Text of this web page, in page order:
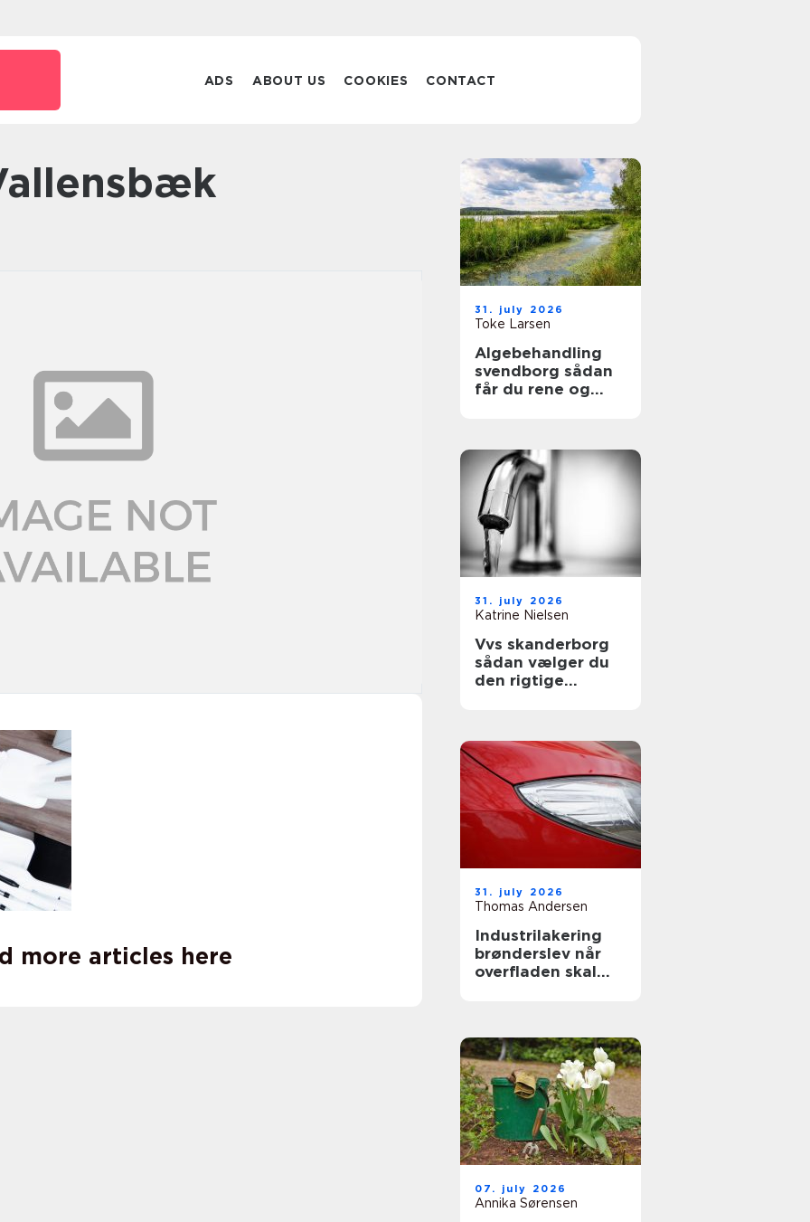
ADS ABOUT US COOKIES CONTACT
more articles here
31. july 2026
Toke Larsen
Algebehandling
svendborg sådan
får du rene og
31. july 2026
Katrine Nielsen
Vvs skanderborg
sådan vælger du
den rigtige
31. july 2026
Thomas Andersen
Industrilakering
brønderslev når
overfladen skal
07. july 2026
Annika Sørensen